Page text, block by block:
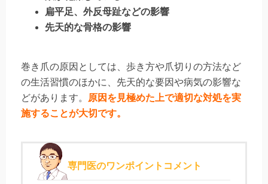
扁平足、外反母趾などの影響
先天的な骨格の影響
巻き爪の原因としては、歩き方や爪切りの方法など
の生活習慣のほかに、先天的な要因や病気の影響な
どがあります。
原因を見極めた上で適切な対処を実
施することが大切です。
専門医のワンポイントコメント